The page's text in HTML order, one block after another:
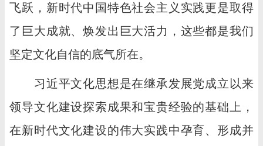
飞跃，新时代中国特色社会主义实践更是取得
了巨大成就、焕发出巨大活力，这些都是我们
坚定文化自信的底气所在。
习近平文化思想是在继承发展党成立以来
领导文化建设探索成果和宝贵经验的基础上，
在新时代文化建设的伟大实践中孕育、形成并